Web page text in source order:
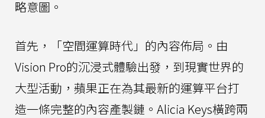
略意圖。
首先，「空間運算時代」的內容佈局。由
Vision Pro的沉浸式體驗出發，到現實世界的
大型活動，蘋果正在為其最新的運算平台打
造一條完整的內容產製鏈。Alicia Keys橫跨兩